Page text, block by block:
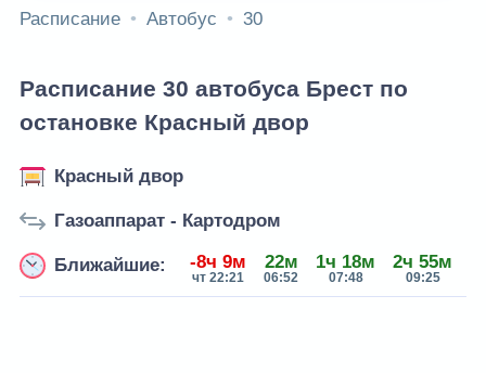
Расписание Автобус 30
Расписание 30 автобуса Брест по
остановке Красный двор
Красный двор
Газоаппарат - Картодром
Ближайшие: -8ч 9м
чт 22:21
22м
06:52
1ч 18м
07:48
2ч 55м
09:25